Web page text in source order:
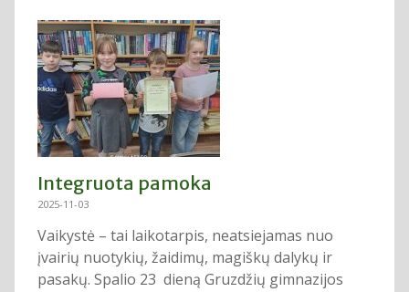
Integruota pamoka
2025-11-03
Vaikystė – tai laikotarpis, neatsiejamas nuo
įvairių nuotykių, žaidimų, magiškų dalykų ir
pasakų. Spalio 23 dieną Gruzdžių gimnazijos